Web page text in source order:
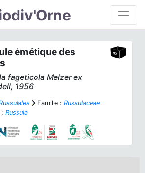
émétique des
fageticola Melzer ex
1956
Famille : Russulaceae
: Russula